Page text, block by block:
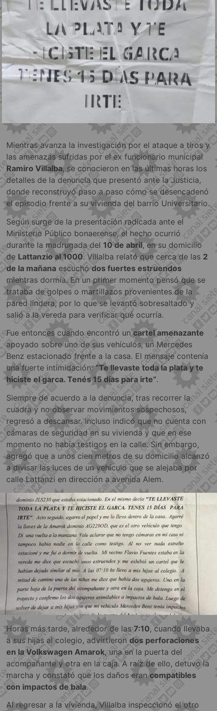
Mientras avanza la investigación por el ataque a tiros y
las amenazas sufridas por el ex funcionario municipal
Ramiro Villalba, se conocieron en las últimas horas los
detalles de la denuncia que presentó ante la Justicia,
donde reconstruyó paso a paso cómo se desencadenó
el episodio frente a su vivienda del barrio Universitario.
Según surge de la presentación radicada ante el
Ministerio Público bonaerense, el hecho ocurrió
durante la madrugada del 10 de abril, en su domicilio
de Lattanzio al 1000. Villalba relató que cerca de las 2
de la mañana escuchódos fuertes estruendos
mientras dormía. En un primer momento pensó que se
trataba de golpes o martillazos provenientes de la
pared lindera, por lo que se levantó sobresaltado y
salió a la vereda para verificar qué ocurría.
Fue entonces cuando encontró uncartel amenazante
apoyado sobre uno de sus vehículos, un Mercedes
Benz estacionado frente a la casa. El mensaje contenía
una fuerte intimidación:“Te llevaste toda la plata y te
hiciste el garca. Tenés 15 días para irte”.
Siempre de acuerdo a la denuncia, tras recorrer la
cuadra y no observar movimientos sospechosos,
regresó a descansar. Incluso indicó que no cuenta con
cámaras de seguridad en su vivienda y que en ese
momento no había testigos en la calle. Sin embargo,
agregó que a unos cien metros de su domicilio alcanzó
a divisar las luces de un vehículo que se alejaba por
calle Lattanzi en dirección a avenida Alem.
Horas más tarde, alrededor de las7:10, cuando llevaba
a sus hijas al colegio, advirtierondos perforaciones
en la Volkswagen Amarok, una en la puerta del
acompañante y otra en la caja. A raíz de ello, detuvo la
marcha y constató que los daños erancompatibles
con impactos de bala.
Al regresar a la vivienda, Villalba inspeccionó el otro